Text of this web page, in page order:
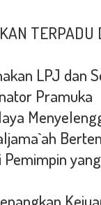
TERPADU
LPJ dan
Pramuka